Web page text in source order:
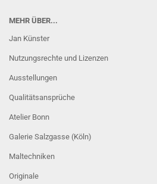
MEHR ÜBER...
Jan Künster
Nutzungsrechte und Lizenzen
Ausstellungen
Qualitätsansprüche
Atelier Bonn
Galerie Salzgasse (Köln)
Maltechniken
Originale